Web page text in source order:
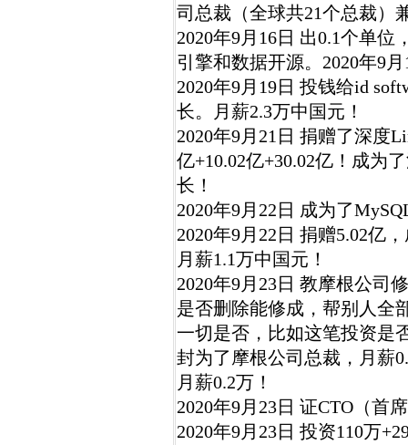
司总裁（全球共21个总裁）
2020年9月16日 出0.1个单
引擎和数据开源。2020年9
2020年9月19日 投钱给id
长。月薪2.3万中国元！
2020年9月21日 捐赠了深度
亿+10.02亿+30.02亿！成为
长！
2020年9月22日 成为了
2020年9月22日 捐赠5.02亿
月薪1.1万中国元！
2020年9月23日 教摩根公司
是否删除能修成，帮别人全
一切是否，比如这笔投资是
封为了摩根公司总裁，月薪
月薪0.2万！
2020年9月23日 证CTO（首
2020年9月23日 投资110万